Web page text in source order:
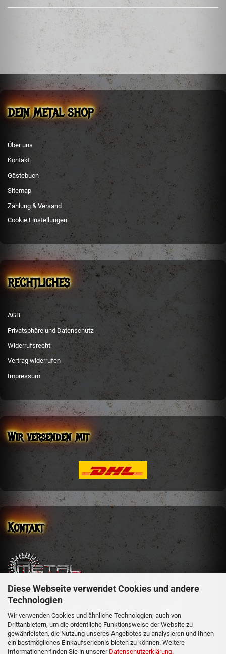
Diese Webseite verwendet Cookies und andere
Technologien
Wir verwenden Cookies und ähnliche Technologien, auch von
Drittanbietern, um die ordentliche Funktionsweise der Website zu
gewährleisten, die Nutzung unseres Angebotes zu analysieren und Ihnen
ein bestmögliches Einkaufserlebnis bieten zu können. Weitere
Informationen finden Sie in unserer Datenschutzerklärung.
Saki Vihar Road, Powai, ICC Chambers lane
behind Gurukripa restaurant,
Mumbai, 400 072
info@tometal.com
EU Verantwortliche Person
MB Packet up - Edvinas Susinskis
Klaipeda, 93263
Litauen
edvinas@packet-up.com
Telefon 37064455964
DEIN METAL SHOP
Über uns
Kontakt
Gästebuch
Sitemap
Zahlung & Versand
Cookie Einstellungen
RECHTLICHES
AGB
Privatsphäre und Datenschutz
Widerrufsrecht
Vertrag widerrufen
Impressum
Wir versenden mit
Kontakt
sm-metal-shop
Steffen Mehler
Schachen 51
36129 Gersfeld